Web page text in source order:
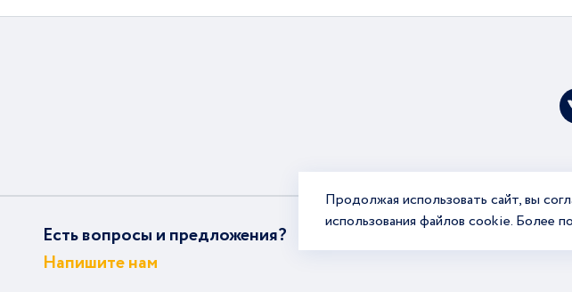
Продолжая использовать сайт, вы
использования файлов cookie. Более
Есть вопросы и предложения?
Напишите нам